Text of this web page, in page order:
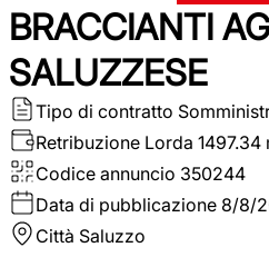
BRACCIANTI
SALUZZESE
Tipo di contratto
Retribuzione Lorda 1497.34
Codice annuncio 350244
Data di pubblicazione 8/8/
Città Saluzzo